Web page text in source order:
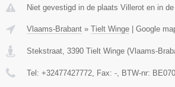
Niet gevestigd in de plaats Villerot en in
Vlaams-Brabant » Tielt Winge Google
Stekstraat, 3390 Tielt Winge (Vlaams-
Tel: +32477427772, Fax: -, BTW-nr: